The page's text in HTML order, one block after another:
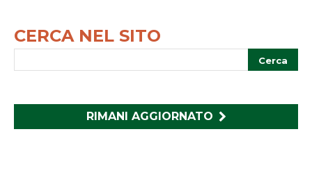
CERCA NEL SITO
RIMANI AGGIORNATO